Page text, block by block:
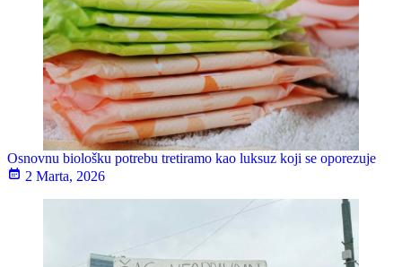
Osnovnu biološku potrebu tretiramo kao luksuz koji se oporezuje
2 Marta, 2026